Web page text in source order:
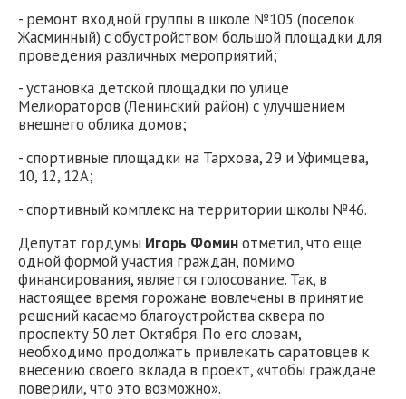
- ремонт входной группы в школе №105 (поселок
Жасминный) с обустройством большой площадки для
проведения различных мероприятий;
- установка детской площадки по улице
Мелиораторов (Ленинский район) с улучшением
внешнего облика домов;
- спортивные площадки на Тархова, 29 и Уфимцева,
10, 12, 12А;
- спортивный комплекс на территории школы №46.
Депутат гордумы Игорь Фоминотметил, что еще
одной формой участия граждан, помимо
финансирования, является голосование. Так, в
настоящее время горожане вовлечены в принятие
решений касаемо благоустройства сквера по
проспекту 50 лет Октября. По его словам,
необходимо продолжать привлекать саратовцев к
внесению своего вклада в проект, «чтобы граждане
поверили, что это возможно».